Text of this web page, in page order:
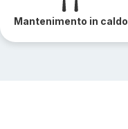
Mantenimento in caldo